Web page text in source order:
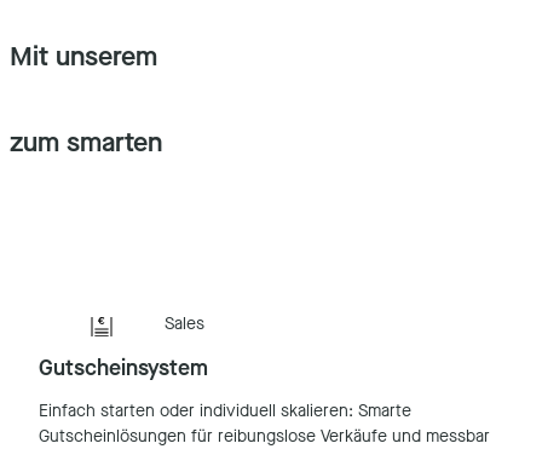
Mit unserem
zum smarten
Sales
Gutscheinsystem
Einfach starten oder individuell skalieren: Smarte
Gutscheinlösungen für reibungslose Verkäufe und messbar